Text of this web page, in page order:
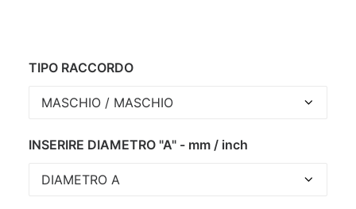
TIPO RACCORDO
INSERIRE DIAMETRO "A" - mm / inch